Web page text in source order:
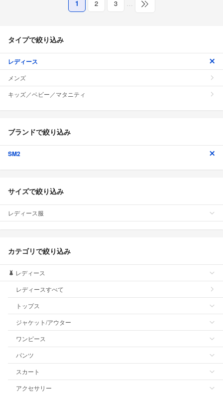
1 2 3 …
タイプで絞り込み
レディース
メンズ
キッズ／ベビー／マタニティ
ブランドで絞り込み
SM2
サイズで絞り込み
レディース服
カテゴリで絞り込み
レディース
レディースすべて
トップス
ジャケット/アウター
ワンピース
パンツ
スカート
アクセサリー